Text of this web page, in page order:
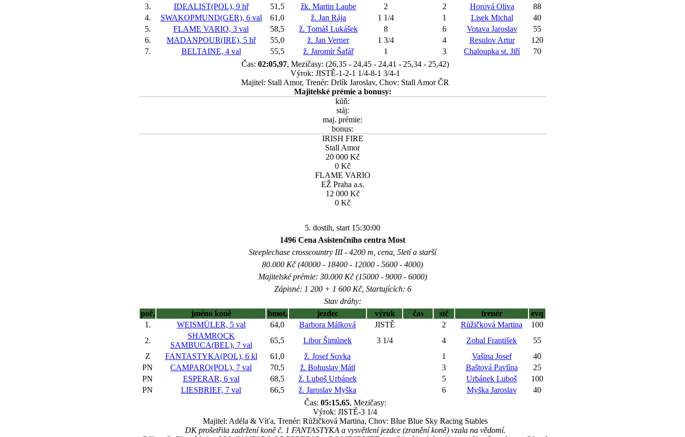
3.
IDEALIST(POL), 9 hř 51,5 žk. Martin Laube 2 2 Horová Oliva
88
4.
SWAKOPMUND(GER), 6 val 61,0 ž. Jan Rája 1 1/4 1 Lisek Michal
40
5.
FLAME VARIO, 3 val 58,5 ž. Tomáš Lukášek 8 6 Votava Jaroslav
55
6.
MADANPOUR(IRE), 5 hř 55,0 ž. Jan Verner 1 3/4 4 Resulov Artur
120
7.
BELTAINE, 4 val 55,5 ž. Jaromír Šafář 1 3 Chaloupka st. Jiří
70
Čas: 02:05,97, Mezičasy: (26,35 - 24,45 - 24,41 - 25,34 - 25,42)
Výrok: JISTĚ-1-2-1 1/4-8-1 3/4-1
Majitel: Stall Amor, Trenér: Drlík Jaroslav, Chov: Stall Amor ČR
Majitelské prémie a bonusy:
kůň:
stáj:
maj. prémie:
bonus:
IRISH FIRE
Stall Amor
20 000 Kč
0 Kč
FLAME VARIO
EŽ Praha a.s.
12 000 Kč
0 Kč
5. dostih, start 15:30:00
1496 Cena Asistenčního centra Most
Steeplechase crosscountry III - 4200 m, cena, 5letí a starší
80.000 Kč (40000 - 18400 - 12000 - 5600 - 4000)
Majitelské prémie: 30.000 Kč (15000 - 9000 - 6000)
Zápisné: 1 200 + 1 600 Kč, Startujících: 6
Stav dráhy:
poř.
jméno koně hmot. jezdec výrok čas stč trenér
evq
1.
WEISMÜLER, 5 val 64,0 Barbora Málková JISTĚ 2 Růžičková Martina
100
2.
SHAMROCK
SAMBUCA(BEL), 7 val
65,5 Libor Šimůnek 3 1/4 4 Zobal František
55
Z
FANTASTYKA(POL), 6 kl 61,0 ž. Josef Sovka 1 Vašina Josef
40
PN
CAMPARO(POL), 7 val 70,5 ž. Bohuslav Mátl 3 Baštová Pavlína
25
PN
ESPERAR, 6 val 68,5 ž. Luboš Urbánek 5 Urbánek Luboš
100
PN
LIESBRIEF, 7 val 66,5 ž. Jaroslav Myška 6 Myška Jaroslav
40
Čas: 05:15,65, Mezičasy:
Výrok: JISTĚ-3 1/4
Majitel: Adéla & Víťa, Trenér: Růžičková Martina, Chov: Blue Blue Sky Racing Stables
DK prošetřila zadržení koně č. 1 FANTASTYKA a vysvětlení jezdce (zranění koně) vzala na vědomí.